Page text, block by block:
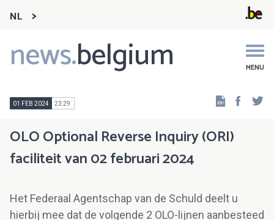
NL
news.belgium MENU
Main
navigation
01 FEB 2024 23:29
OLO Optional Reverse Inquiry (ORI)
faciliteit van 02 februari 2024
Het Federaal Agentschap van de Schuld deelt u
hierbij mee dat de volgende 2 OLO-lijnen aanbesteed